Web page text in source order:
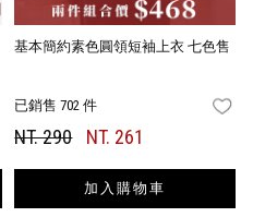
FAVORITES
基本簡約素色圓領短袖上衣 七色售
已銷售 702 件
NT. 290 NT. 261
加入購物車